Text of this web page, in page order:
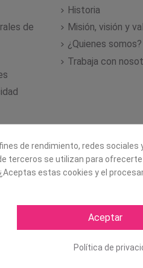
de
Historia
Misión, visión y
¿Quienes somos?
Trabaja con
2026 Mapexbell
de rendimiento, redes sociales
terceros se utilizan para
estas cookies y el
Aceptar
Política de